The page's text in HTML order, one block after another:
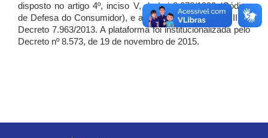
disposto no artigo 4º, inciso V, da Lei 8.078/1990 (Código
de Defesa do Consumidor), e artigo 7º, incisos I, II e III do
Decreto 7.963/2013. A plataforma foi institucionalizada pelo
Decreto nº 8.573, de 19 de novembro de 2015.